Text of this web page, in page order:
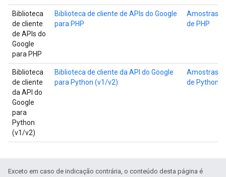
Biblioteca
de cliente
de APIs do
Google
para PHP
Biblioteca de cliente de APIs do Google
para PHP
Amostras
de PHP
Biblioteca
de cliente
da API do
Google
para
Python
(v1/v2)
Biblioteca de cliente da API do Google
para Python (v1/v2)
Amostras
de Python
Exceto em caso de indicação contrária, o conteúdo desta página é